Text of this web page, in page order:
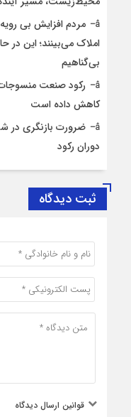
مردم افزایش بی
املاک می‌بینند؛ این
بی‌گناهیم
رکود صنعت
کاهش داده است
ضرورت بازنگری در
دوران رکود
ثبت دیدگاه
قوانین ارسال دیدگاه